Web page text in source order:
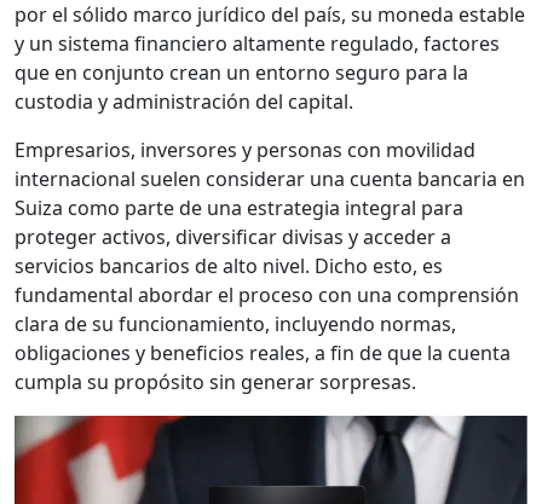
por el sólido marco jurídico del país, su moneda estable
y un sistema financiero altamente regulado, factores
que en conjunto crean un entorno seguro para la
custodia y administración del capital.
Empresarios, inversores y personas con movilidad
internacional suelen considerar una cuenta bancaria en
Suiza como parte de una estrategia integral para
proteger activos, diversificar divisas y acceder a
servicios bancarios de alto nivel. Dicho esto, es
fundamental abordar el proceso con una comprensión
clara de su funcionamiento, incluyendo normas,
obligaciones y beneficios reales, a fin de que la cuenta
cumpla su propósito sin generar sorpresas.